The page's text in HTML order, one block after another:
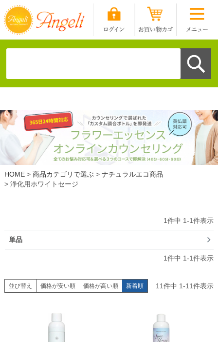
HOME 商品カテゴリで選ぶ
ナチュラルエコ商品
浄化用ホワイトセージ
1件中 1-1件表示
単品
1件中 1-1件表示
並び替え 価格が安い順 価格が高い順 新着順 11件中 1-11件表示